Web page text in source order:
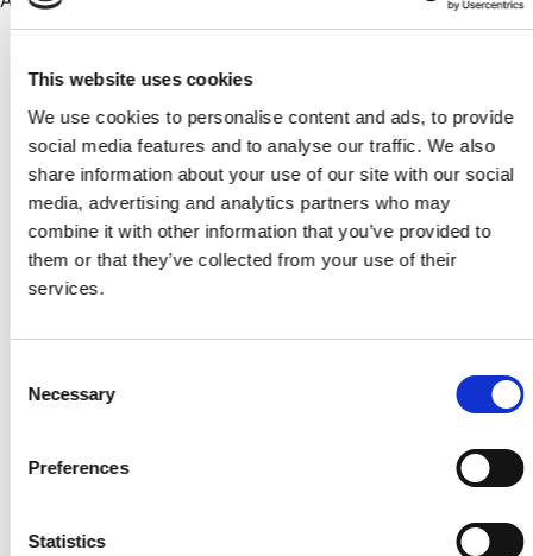
This website uses cookies
We use cookies to personalise content and ads, to provide
social media features and to analyse our traffic. We also
share information about your use of our site with our social
media, advertising and analytics partners who may
combine it with other information that you’ve provided to
them or that they’ve collected from your use of their
services.
Selection
Necessary
Preferences
Statistics
Skarp pris
Startbeslag inkl. skruer "Solid"
Pr./Pk.
KR281,95
Kirkedal K100 Alu Design Stolpe Alu
Kirkedal K100 Alu Design Stolpe Black
KR734,75